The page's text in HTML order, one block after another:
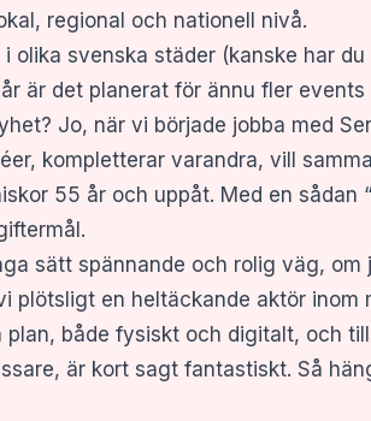
regional och nationell nivå.
olika svenska städer (kanske har
är det planerat för ännu fler
Jo, när vi började jobba med
kompletterar varandra, vill
55 år och uppåt. Med en sådan
sätt spännande och rolig väg, om
plötsligt en heltäckande aktör inom
både fysiskt och digitalt, och
är kort sagt fantastiskt. Så